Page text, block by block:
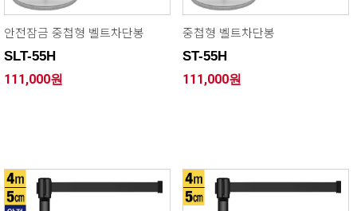
안전잠금 중첩형 벨트차단봉
SLT-55H
111,000원
중첩형 벨트차단봉
ST-55H
111,000원